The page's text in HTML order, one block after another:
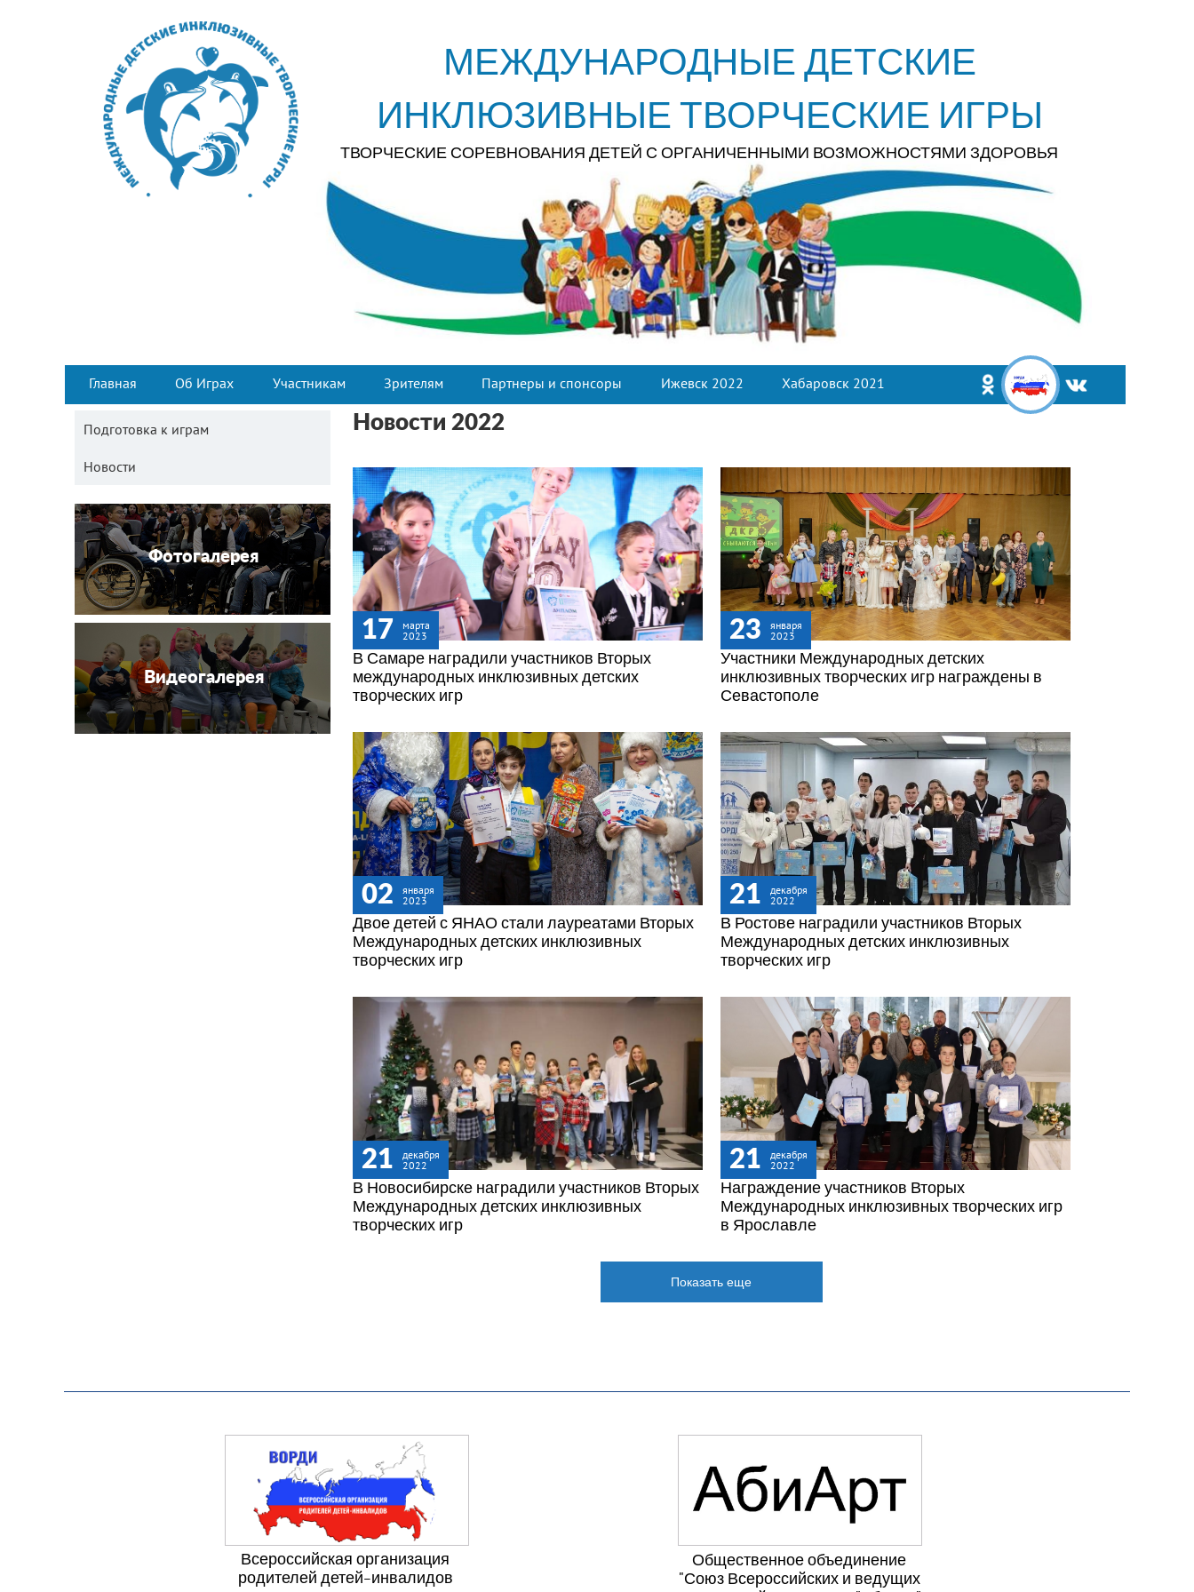
Главная Об Играх Участникам Зрителям Партнеры и спонсоры Ижевск 2022 Хабаровск 2021
МЕЖДУНАРОДНЫЕ ДЕТСКИЕ
ИНКЛЮЗИВНЫЕ ТВОРЧЕСКИЕ ИГРЫ
ТВОРЧЕСКИЕ СОРЕВНОВАНИЯ ДЕТЕЙ С ОРГАНИЧЕННЫМИ ВОЗМОЖНОСТЯМИ ЗДОРОВЬЯ
Новости 2022
Подготовка к играм
Новости
Фотогалерея
Видеогалерея
17
марта
2023
В Самаре наградили участников Вторых
международных инклюзивных детских
творческих игр
23
января
2023
Участники Международных детских
инклюзивных творческих игр награждены в
Севастополе
02
января
2023
Двое детей с ЯНАО стали лауреатами Вторых
Международных детских инклюзивных
творческих игр
21
декабря
2022
В Ростове наградили участников Вторых
Международных детских инклюзивных
творческих игр
21
декабря
2022
В Новосибирске наградили участников Вторых
Международных детских инклюзивных
творческих игр
21
декабря
2022
Награждение участников Вторых
Международных инклюзивных творческих игр
в Ярославле
Показать еще
Всероссийская организация
родителей детей-инвалидов
Общественное объединение
"Союз Всероссийских и ведущих